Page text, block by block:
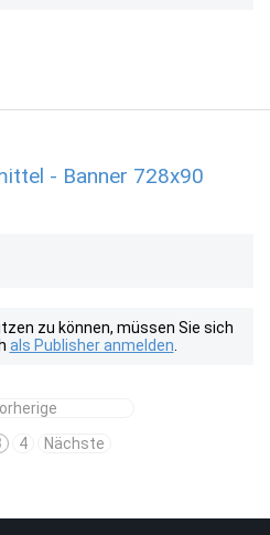
- Banner 728x90
zu können, müssen Sie sich
als Publisher anmelden
4 Nächste